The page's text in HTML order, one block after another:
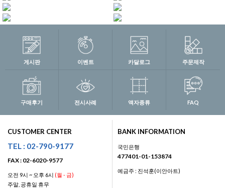
게시판 이벤트 카달로그 주문제작
구매후기 전시사례 액자종류 FAQ
CUSTOMER CENTER
TEL : 02-790-9177
FAX : 02-6020-9577
오전 9시 ~ 오후 6시 (월 - 금)
주말, 공휴일 휴무
BANK INFORMATION
국민은행
477401-01-153874
예금주 : 진석훈(이안아트)